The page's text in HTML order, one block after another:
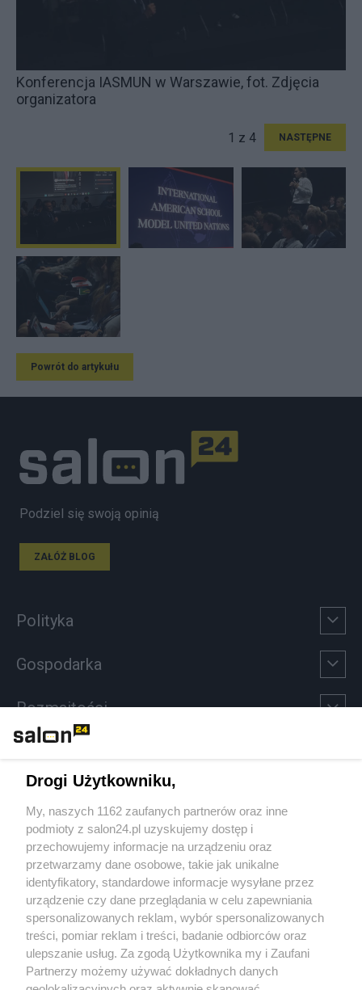
Konferencja IASMUN w Warszawie, fot. Zdjęcia
organizatora
1 z 4 NASTĘPNE
Powrót do artykułu
Podziel się swoją opinią
ZAŁÓŻ BLOG
Polityka
Gospodarka
Rozmaitości
Sport
Społeczeństwo
Kultura
X Facebook Instagram Youtube
Drogi Użytkowniku,
My, naszych 1162 zaufanych partnerów oraz inne
podmioty z salon24.pl uzyskujemy dostęp i
przechowujemy informacje na urządzeniu oraz
przetwarzamy dane osobowe, takie jak unikalne
identyfikatory, standardowe informacje wysyłane przez
urządzenie czy dane przeglądania w celu zapewniania
spersonalizowanych reklam, wybór spersonalizowanych
treści, pomiar reklam i treści, badanie odbiorców oraz
ulepszanie usług. Za zgodą Użytkownika my i Zaufani
Partnerzy możemy używać dokładnych danych